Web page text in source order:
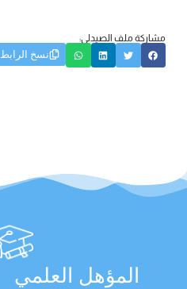
مشاركة ملف الصيدلي:
نسخ الرابط
المؤهل العلمي